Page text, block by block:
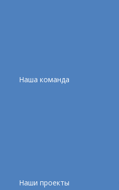
Наша команда
Наши проекты